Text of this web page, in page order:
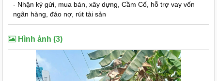
- Nhận ký gửi, mua bán, xây dựng, Cầm Cố, hỗ trợ vay vốn
ngân hàng, đáo nợ, rút tài sản
Hình ảnh (3)